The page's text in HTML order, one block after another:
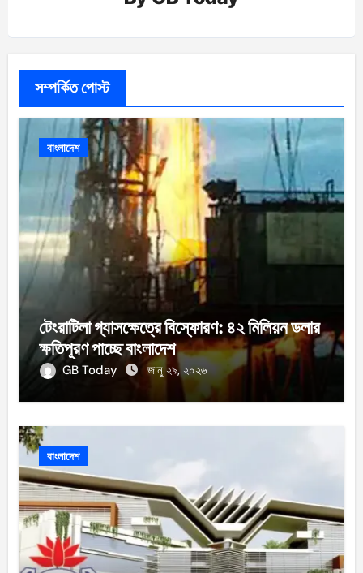
সম্পর্কিত পোস্ট
বাংলাদেশ
টেংরাটিলা গ্যাসক্ষেত্রে বিস্ফোরণ: ৪২ মিলিয়ন ডলার
ক্ষতিপূরণ পাচ্ছে বাংলাদেশ
GB Today জানু ২৯, ২০২৬
বাংলাদেশ